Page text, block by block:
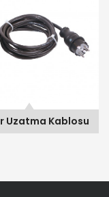
Uzatma Kablosu